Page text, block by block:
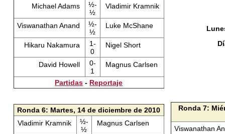
Michael Adams
½-
½
Vladimir Kramnik
Viswanathan Anand
½-
½
Luke McShane
Hikaru Nakamura
1-
0
Nigel Short
David Howell
0-
1
Magnus Carlsen
Partidas - Reportaje
Ronda 6: Martes, 14 de diciembre de 2010
Vladimir Kramnik
½-
½
Magnus Carlsen
Ronda 7:
Viswanathan